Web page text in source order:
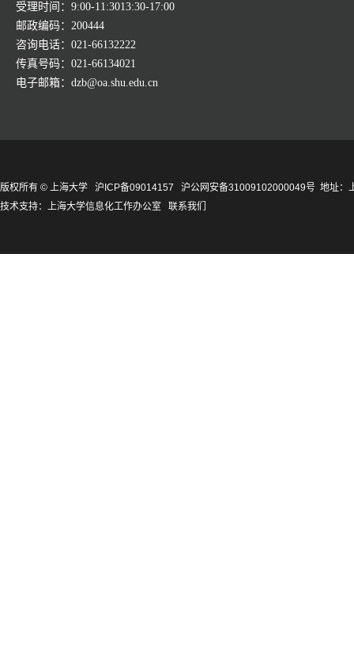
受理时间：9:00-11:3013:30-17:00
邮政编码：200444
咨询电话：021-66132222
传真号码：021-66134021
电子邮箱：dzb@oa.shu.edu.cn
版权所有 © 上海大学 沪ICP备09014157 沪公网安备31009102000049号 地址：
技术支持： 上海大学信息化工作办公室 联系我们